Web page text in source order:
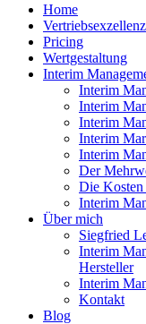
Home
Vertriebsexzellenz
Pricing
Wertgestaltung
Interim
Interim
Interim
Interim
Interim
Interim
Der
Die Kosten
Interim
Über mich
Siegfried
Interim
Hersteller
Interim
Kontakt
Blog